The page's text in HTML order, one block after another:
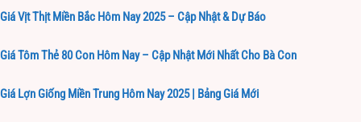
Giá Vịt Thịt Miền Bắc Hôm Nay 2025 – Cập Nhật & Dự Báo
Giá Tôm Thẻ 80 Con Hôm Nay – Cập Nhật Mới Nhất Cho Bà Con
Giá Lợn Giống Miền Trung Hôm Nay 2025 | Bảng Giá Mới